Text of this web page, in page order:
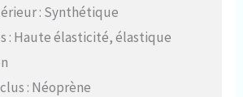
: Synthétique
: Haute élasticité, élastique
: Néoprène